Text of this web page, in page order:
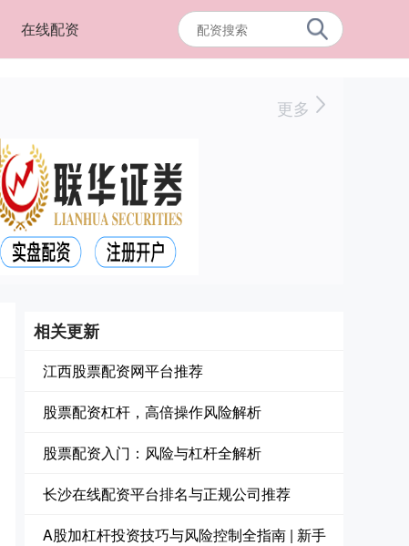
在线配资
更多
相关更新
江西股票配资网平台推荐
股票配资杠杆，高倍操作风险解析
股票配资入门：风险与杠杆全解析
长沙在线配资平台排名与正规公司推荐
A股加杠杆投资技巧与风险控制全指南 | 新手